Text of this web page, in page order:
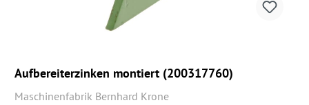
Aufbereiterzinken montiert (200317760)
Maschinenfabrik Bernhard Krone